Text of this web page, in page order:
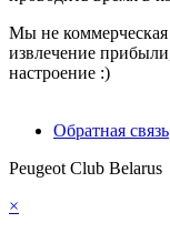
Мы не
извлечение
настроение :)
Обратная связь
Peugeot Club Belarus
×